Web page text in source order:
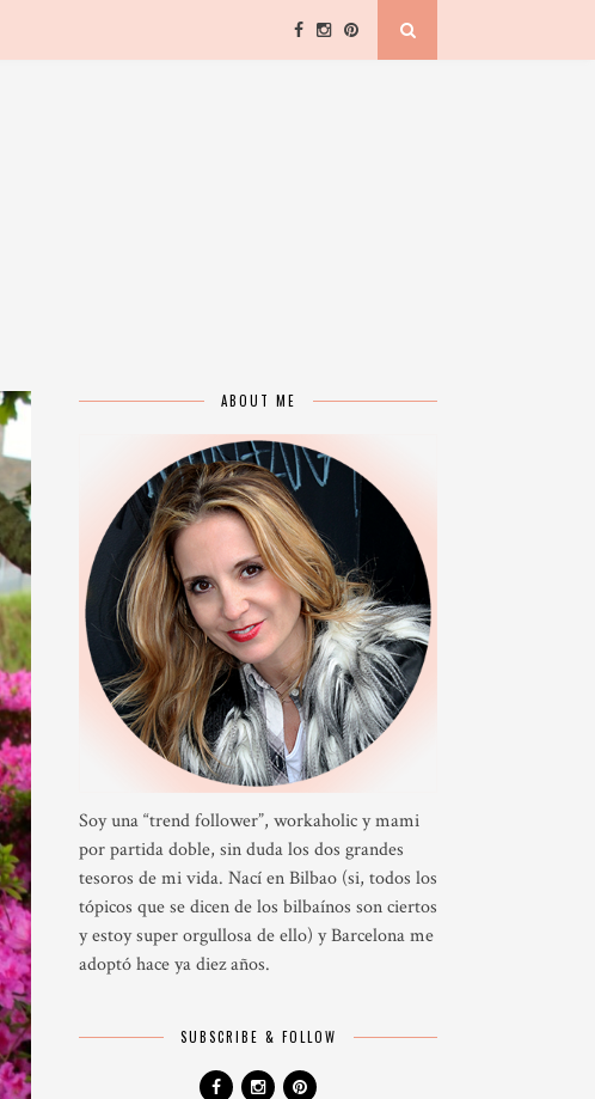
ABOUT ME
Soy una “trend follower”, workaholic y mami
por partida doble, sin duda los dos grandes
tesoros de mi vida. Nací en Bilbao (si, todos los
tópicos que se dicen de los bilbaínos son ciertos
y estoy super orgullosa de ello) y Barcelona me
adoptó hace ya diez años.
SUBSCRIBE & FOLLOW